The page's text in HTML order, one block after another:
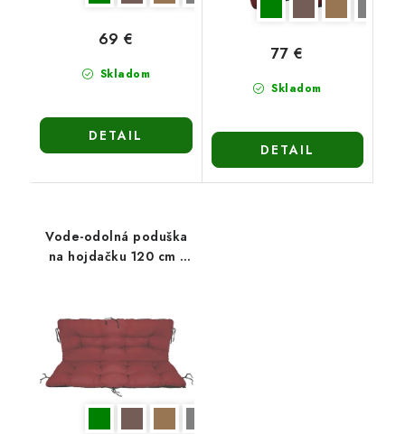
Skladom
69 €
DETAIL
Skladom
77 €
DETAIL
Vode-odolná poduška
na hojdačku 120 cm -